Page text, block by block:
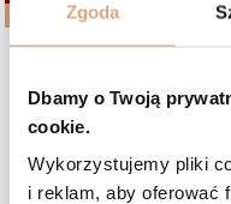
Zgoda
Dbamy o Twoją
cookie.
Wykorzystujemy pliki
i reklam, aby oferować
BESTSELLER